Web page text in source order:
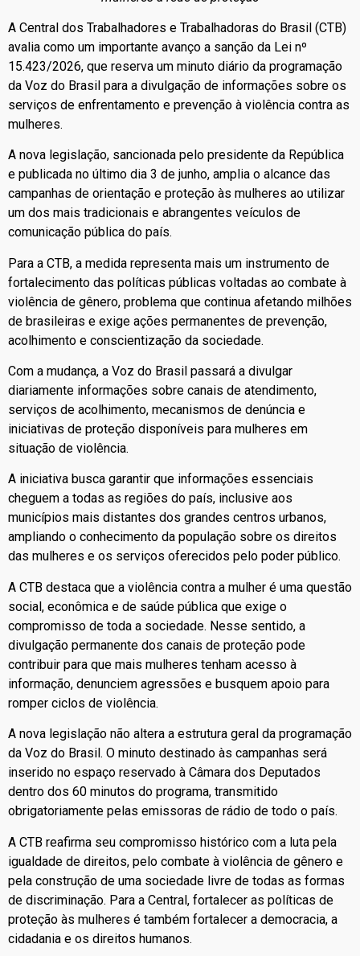
A Central dos Trabalhadores e Trabalhadoras do Brasil (CTB)
avalia como um importante avanço a sanção da Lei nº
15.423/2026, que reserva um minuto diário da programação
da Voz do Brasil para a divulgação de informações sobre os
serviços de enfrentamento e prevenção à violência contra as
mulheres.
A nova legislação, sancionada pelo presidente da República
e publicada no último dia 3 de junho, amplia o alcance das
campanhas de orientação e proteção às mulheres ao utilizar
um dos mais tradicionais e abrangentes veículos de
comunicação pública do país.
Para a CTB, a medida representa mais um instrumento de
fortalecimento das políticas públicas voltadas ao combate à
violência de gênero, problema que continua afetando milhões
de brasileiras e exige ações permanentes de prevenção,
acolhimento e conscientização da sociedade.
Com a mudança, a Voz do Brasil passará a divulgar
diariamente informações sobre canais de atendimento,
serviços de acolhimento, mecanismos de denúncia e
iniciativas de proteção disponíveis para mulheres em
situação de violência.
A iniciativa busca garantir que informações essenciais
cheguem a todas as regiões do país, inclusive aos
municípios mais distantes dos grandes centros urbanos,
ampliando o conhecimento da população sobre os direitos
das mulheres e os serviços oferecidos pelo poder público.
A CTB destaca que a violência contra a mulher é uma questão
social, econômica e de saúde pública que exige o
compromisso de toda a sociedade. Nesse sentido, a
divulgação permanente dos canais de proteção pode
contribuir para que mais mulheres tenham acesso à
informação, denunciem agressões e busquem apoio para
romper ciclos de violência.
A nova legislação não altera a estrutura geral da programação
da Voz do Brasil. O minuto destinado às campanhas será
inserido no espaço reservado à Câmara dos Deputados
dentro dos 60 minutos do programa, transmitido
obrigatoriamente pelas emissoras de rádio de todo o país.
A CTB reafirma seu compromisso histórico com a luta pela
igualdade de direitos, pelo combate à violência de gênero e
pela construção de uma sociedade livre de todas as formas
de discriminação. Para a Central, fortalecer as políticas de
proteção às mulheres é também fortalecer a democracia, a
cidadania e os direitos humanos.